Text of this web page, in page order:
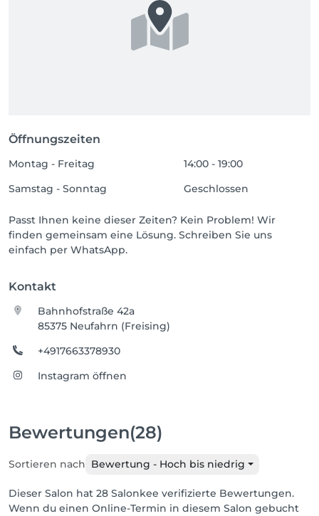
Öffnungszeiten
Montag - Freitag
14:00 - 19:00
Samstag - Sonntag
Geschlossen
Passt Ihnen keine dieser Zeiten? Kein Problem! Wir
finden gemeinsam eine Lösung. Schreiben Sie uns
einfach per WhatsApp.
Kontakt
Bahnhofstraße 42a
85375 Neufahrn (Freising)
+4917663378930
Instagram öffnen
Bewertungen(28)
Sortieren nach Bewertung - Hoch bis niedrig
Dieser Salon hat 28 Salonkee verifizierte Bewertungen.
Wenn du einen Online-Termin in diesem Salon gebucht